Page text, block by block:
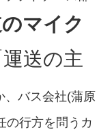
マイク
運送の主
、バス会社(蒲原
の行方を問うカ